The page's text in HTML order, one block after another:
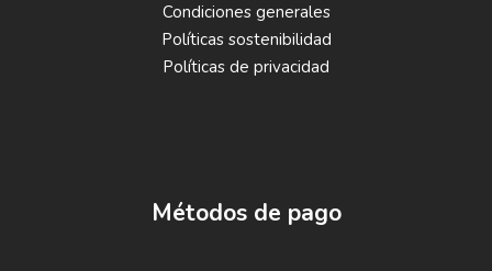
Condiciones generales
Políticas sostenibilidad
Políticas de privacidad
Métodos de pago